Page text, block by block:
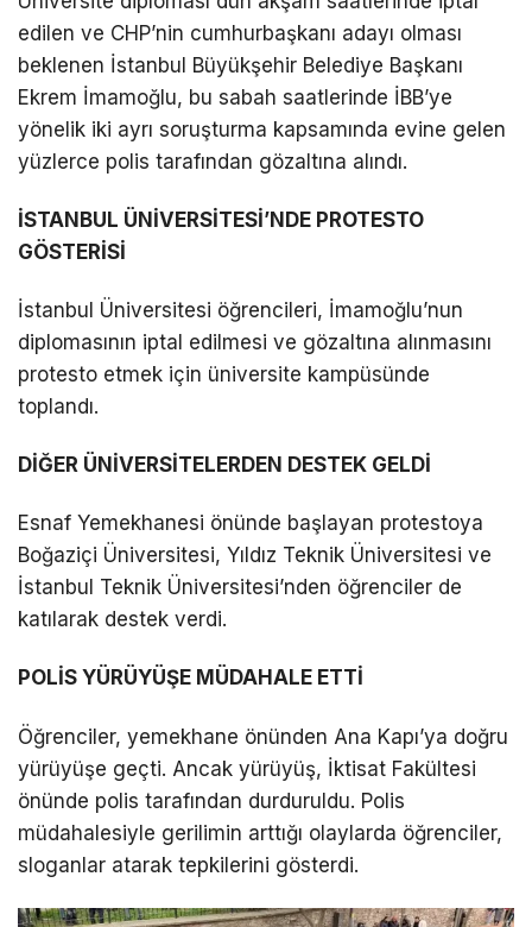
WhatsApp İhbar
Hattı
Instagram
Youtube
TikTok
LinkedIn
DÜNYA
EĞITIM
DIĞER
edilen ve CHP’nin cumhurbaşkanı adayı olması
beklenen İstanbul Büyükşehir Belediye Başkanı
Ekrem İmamoğlu, bu sabah saatlerinde İBB’ye
yönelik iki ayrı soruşturma kapsamında evine gelen
yüzlerce polis tarafından gözaltına alındı.
İSTANBUL ÜNİVERSİTESİ’NDE PROTESTO
GÖSTERİSİ
İstanbul Üniversitesi öğrencileri, İmamoğlu’nun
diplomasının iptal edilmesi ve gözaltına alınmasını
protesto etmek için üniversite kampüsünde
toplandı.
DİĞER ÜNİVERSİTELERDEN DESTEK GELDİ
Esnaf Yemekhanesi önünde başlayan protestoya
Boğaziçi Üniversitesi, Yıldız Teknik Üniversitesi ve
İstanbul Teknik Üniversitesi’nden öğrenciler de
katılarak destek verdi.
POLİS YÜRÜYÜŞE MÜDAHALE ETTİ
Öğrenciler, yemekhane önünden Ana Kapı’ya doğru
yürüyüşe geçti. Ancak yürüyüş, İktisat Fakültesi
önünde polis tarafından durduruldu. Polis
müdahalesiyle gerilimin arttığı olaylarda öğrenciler,
sloganlar atarak tepkilerini gösterdi.